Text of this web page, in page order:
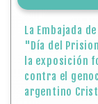
La Embajada
"Día del
la exposición
contra el
argentino